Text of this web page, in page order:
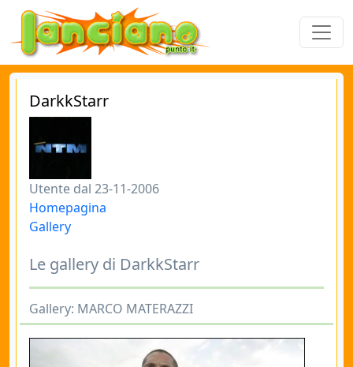
DarkkStarr
Utente dal 23-11-2006
Homepagina
Gallery
Le gallery di DarkkStarr
Gallery: MARCO MATERAZZI